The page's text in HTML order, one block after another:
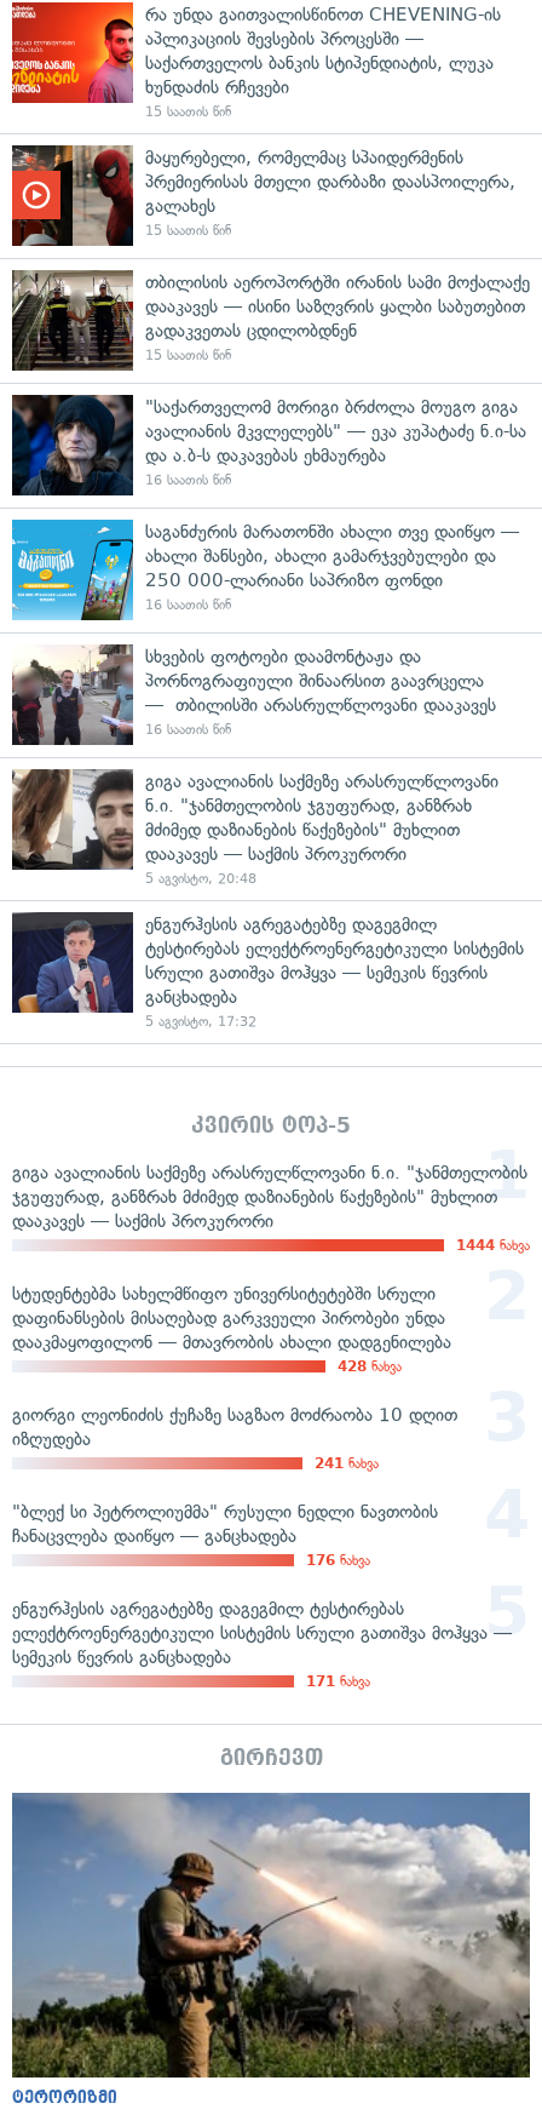
რა უნდა გაითვალისწინოთ CHEVENING-ის
აპლიკაციის შევსების პროცესში —
საქართველოს ბანკის სტიპენდიატის, ლუკა
ხუნდაძის რჩევები
15 საათის წინ
მაყურებელი, რომელმაც სპაიდერმენის
პრემიერისას მთელი დარბაზი დაასპოილერა,
გალახეს
15 საათის წინ
თბილისის აეროპორტში ირანის სამი მოქალაქე
დააკავეს — ისინი საზღვრის ყალბი საბუთებით
გადაკვეთას ცდილობდნენ
15 საათის წინ
"საქართველომ მორიგი ბრძოლა მოუგო გიგა
ავალიანის მკვლელებს" — ეკა კუპატაძე ნ.ი-სა
და ა.ბ-ს დაკავებას ეხმაურება
16 საათის წინ
საგანძურის მარათონში ახალი თვე დაიწყო —
ახალი შანსები, ახალი გამარჯვებულები და
250 000-ლარიანი საპრიზო ფონდი
16 საათის წინ
სხვების ფოტოები დაამონტაჟა და
პორნოგრაფიული შინაარსით გაავრცელა
— თბილისში არასრულწლოვანი დააკავეს
16 საათის წინ
გიგა ავალიანის საქმეზე არასრულწლოვანი
ნ.ი. "ჯანმთელობის ჯგუფურად, განზრახ
მძიმედ დაზიანების წაქეზების" მუხლით
დააკავეს — საქმის პროკურორი
5 აგვისტო, 20:48
ენგურჰესის აგრეგატებზე დაგეგმილ
ტესტირებას ელექტროენერგეტიკული სისტემის
სრული გათიშვა მოჰყვა — სემეკის წევრის
განცხადება
5 აგვისტო, 17:32
კვირის ტოპ-5
გიგა ავალიანის საქმეზე არასრულწლოვანი ნ.ი. "ჯანმთელობის
ჯგუფურად, განზრახ მძიმედ დაზიანების წაქეზების" მუხლით
დააკავეს — საქმის პროკურორი
1444 ნახვა
სტუდენტებმა სახელმწიფო უნივერსიტეტებში სრული
დაფინანსების მისაღებად გარკვეული პირობები უნდა
დააკმაყოფილონ — მთავრობის ახალი დადგენილება
428 ნახვა
გიორგი ლეონიძის ქუჩაზე საგზაო მოძრაობა 10 დღით
იზღუდება
241 ნახვა
"ბლექ სი პეტროლიუმმა" რუსული ნედლი ნავთობის
ჩანაცვლება დაიწყო — განცხადება
176 ნახვა
ენგურჰესის აგრეგატებზე დაგეგმილ ტესტირებას
ელექტროენერგეტიკული სისტემის სრული გათიშვა მოჰყვა —
სემეკის წევრის განცხადება
171 ნახვა
გირჩევთ
ტერორიზმი